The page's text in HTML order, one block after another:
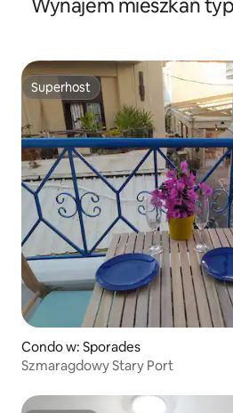
Wynajem mieszkań
Superhost
Superhost
Condo w: Sporades
Szmaragdowy Stary Port